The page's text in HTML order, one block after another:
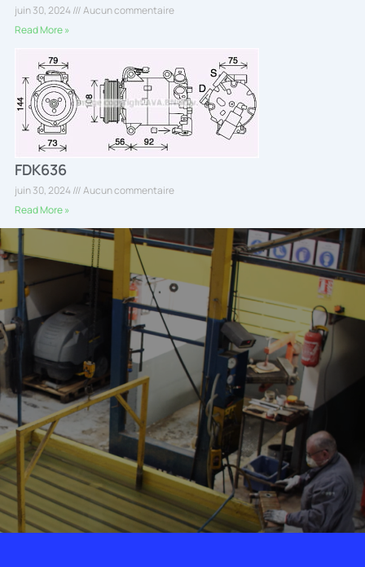
juin 30, 2024
Aucun commentaire
Read More »
FDK636
juin 30, 2024
Aucun commentaire
Read More »